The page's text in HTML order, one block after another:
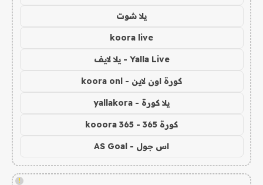
يلا شوت
koora live
Yalla Live - يلا لايف
كورة اون لاين - koora onl
يلا كورة - yallakora
كورة 365 - kooora 365
اس جول - AS Goal
!